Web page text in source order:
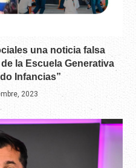
una noticia falsa
la Escuela Generativa
Infancias”
2023